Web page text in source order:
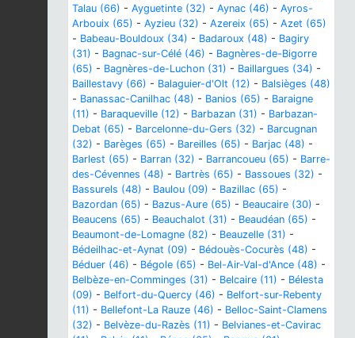
Talau (66) - Ayguetinte (32) - Aynac (46) - Ayros-
Arbouix (65) - Ayzieu (32) - Azereix (65) - Azet (65)
- Babeau-Bouldoux (34) - Badaroux (48) - Bagiry
(31) - Bagnac-sur-Célé (46) - Bagnères-de-Bigorre
(65) - Bagnères-de-Luchon (31) - Baillargues (34) -
Baillestavy (66) - Balaguier-d'Olt (12) - Balsièges (48)
- Banassac-Canilhac (48) - Banios (65) - Baraigne
(11) - Baraqueville (12) - Barbazan (31) - Barbazan-
Debat (65) - Barcelonne-du-Gers (32) - Barcugnan
(32) - Barèges (65) - Bareilles (65) - Barjac (48) -
Barlest (65) - Barran (32) - Barrancoueu (65) - Barre-
des-Cévennes (48) - Bartrès (65) - Bassoues (32) -
Bassurels (48) - Baulou (09) - Bazillac (65) -
Bazordan (65) - Bazus-Aure (65) - Beaucaire (30) -
Beaucens (65) - Beauchalot (31) - Beaudéan (65) -
Beaumont-de-Lomagne (82) - Beauzelle (31) -
Bédeilhac-et-Aynat (09) - Bédouès-Cocurès (48) -
Béduer (46) - Bégole (65) - Bel-Air-Val-d'Ance (48) -
Belbèze-en-Comminges (31) - Belcaire (11) - Bélesta
(09) - Belfort-du-Quercy (46) - Belfort-sur-Rebenty
(11) - Bellefont-La Rauze (46) - Belloc-Saint-Clamens
(32) - Belvèze-du-Razès (11) - Belvianes-et-Cavirac